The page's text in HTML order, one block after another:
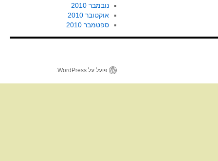
נובמבר 2010
אוקטובר 2010
ספטמבר 2010
פועל על WordPress.